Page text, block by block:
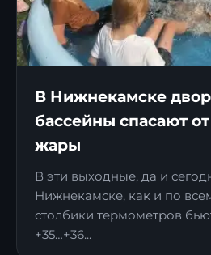
В Нижнекамске
бассейны спасают
жары
В эти выходные, да и
Нижнекамске, как и по
столбики термометров
+35…+36...